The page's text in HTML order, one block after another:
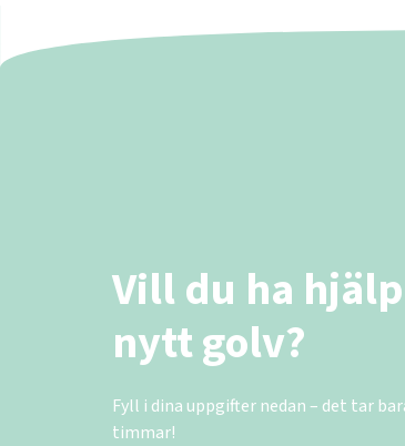
Vill du ha
nytt golv?
Fyll i dina uppgifter nedan – det tar
timmar!